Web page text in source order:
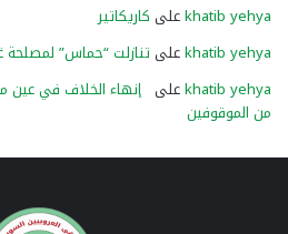
khatib yehyaعلى كاريكاتير
khatib yehyaعلى تنازلت “حماس” لمصلحة
khatib yehyaعلى إنهاء الخلاف في عين
من الموقوفين